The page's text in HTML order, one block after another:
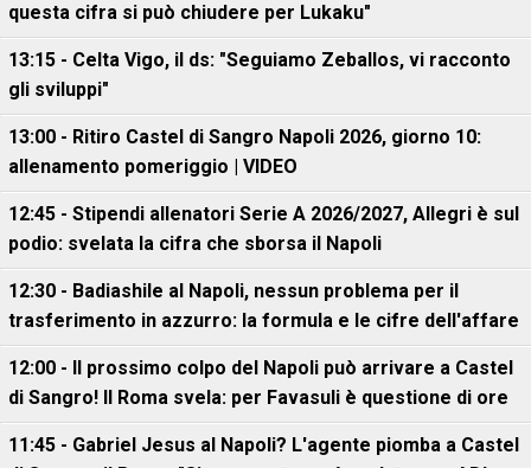
questa cifra si può chiudere per Lukaku"
13:15 - Celta Vigo, il ds: "Seguiamo Zeballos, vi racconto
gli sviluppi"
13:00 - Ritiro Castel di Sangro Napoli 2026, giorno 10:
allenamento pomeriggio | VIDEO
12:45 - Stipendi allenatori Serie A 2026/2027, Allegri è sul
podio: svelata la cifra che sborsa il Napoli
12:30 - Badiashile al Napoli, nessun problema per il
trasferimento in azzurro: la formula e le cifre dell'affare
12:00 - Il prossimo colpo del Napoli può arrivare a Castel
di Sangro! Il Roma svela: per Favasuli è questione di ore
11:45 - Gabriel Jesus al Napoli? L'agente piomba a Castel